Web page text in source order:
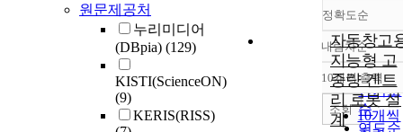
원문제공처
누리미디어
(DBpia) (129)
KISTI(ScienceON)
(9)
KERIS(RISS)
정확도순
정확도
순
인기도
순
연도순
내림차순
내림
10개씩 출력
10개씩
조회
자동창고
지능형 고
중량 겐트
리 로봇 설
계